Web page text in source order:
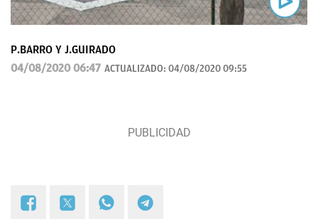
P.BARRO Y J.GUIRADO
04/08/2020 06:47 ACTUALIZADO: 04/08/2020 09:55